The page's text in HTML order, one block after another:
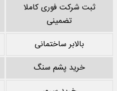
ثبت شرکت فوری کاملا
تضمینی
بالابر ساختمانی
خرید پشم سنگ